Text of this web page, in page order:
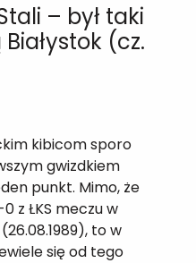
– był taki
(cz.
kibicom sporo
gwizdkiem
punkt. Mimo, że
z ŁKS meczu w
to w
się od tego